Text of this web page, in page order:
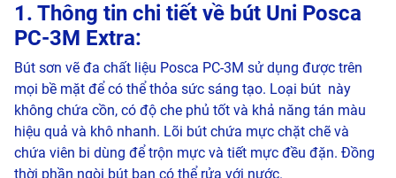
1. Thông tin chi tiết về bút Uni Posca
PC-3M Extra:
Bút sơn vẽ đa chất liệu Posca PC-3M sử dụng được trên
mọi bề mặt để có thể thỏa sức sáng tạo. Loại bút này
không chứa cồn, có độ che phủ tốt và khả năng tán màu
hiệu quả và khô nhanh. Lõi bút chứa mực chặt chẽ và
chứa viên bi dùng để trộn mực và tiết mực đều đặn. Đồng
thời phần ngòi bút bạn có thể rửa với nước.